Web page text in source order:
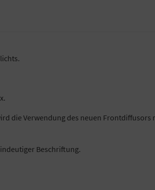
die Verwendung des neuen
Beschriftung.